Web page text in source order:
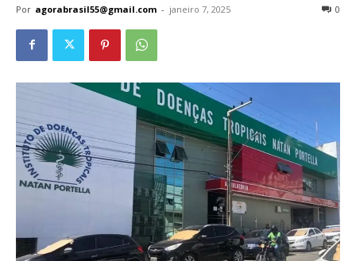
Por agorabrasil55@gmail.com - janeiro 7, 2025 0